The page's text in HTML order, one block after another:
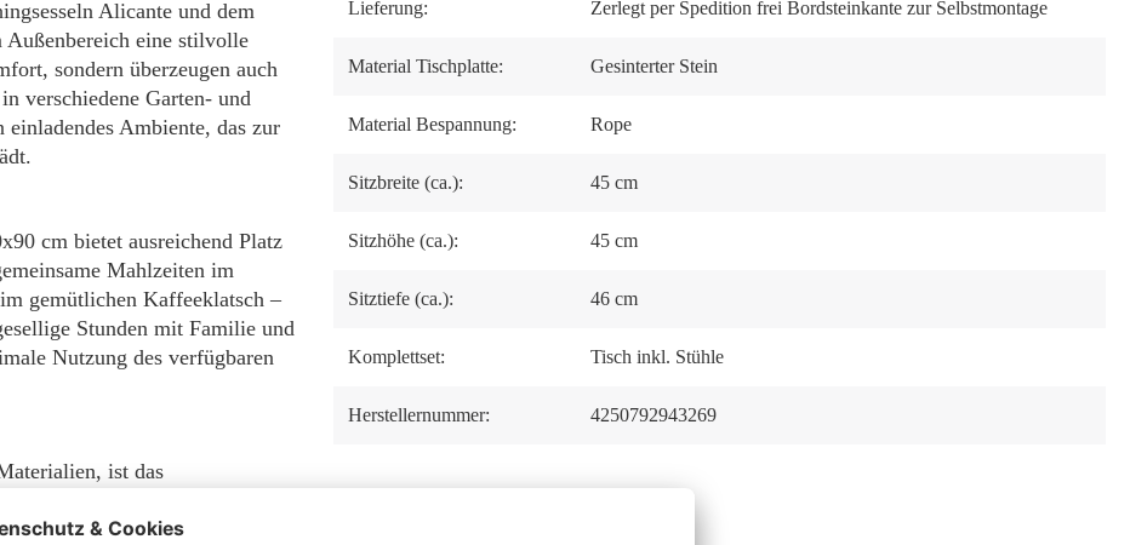
Alicante und dem
eine stilvolle
sondern überzeugen auch
verschiedene Garten- und
Ambiente, das zur
cm bietet ausreichend Platz
Mahlzeiten im
gemütlichen Kaffeeklatsch –
Stunden mit Familie und
Nutzung des verfügbaren
ist das
Die pflegeleichten
sondern gewährleisten
Lieferung: Zerlegt per Spedition frei Bordsteinkante zur Selbstmontage
Material Tischplatte: Gesinterter Stein
Material Bespannung: Rope
Sitzbreite (ca.): 45 cm
Sitzhöhe (ca.): 45 cm
Sitztiefe (ca.): 46 cm
Komplettset: Tisch inkl. Stühle
Herstellernummer: 4250792943269